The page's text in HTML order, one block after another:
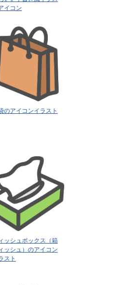
イコン
のアイコンイラスト
ッシュボックス（箱
ッシュ）のアイコン
スト